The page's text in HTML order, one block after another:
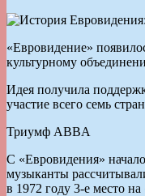
«Евровидение»
культурному
Идея получила
участие всего семь
Триумф ABBA
С «Евровидения»
музыканты
в 1972 году 3-е место